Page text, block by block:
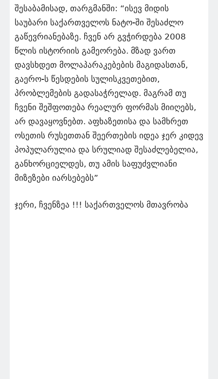
შესაბამისად, თარგმანში: “ისევ მიდის
საუბარი საქართველოს ნატო-ში შესაძლო
გაწევრიანებაზე. ჩვენ არ გვჭირდება 2008
წლის ისტორიის გამეორება. მზად ვართ
დავსხდეთ მოლაპარაკებების მაგიდასთან,
გაერო-ს წესდების სულისკვეთებით,
პრობლემების გადასაჭრელად. მაგრამ თუ
ჩვენი შეშფოთება რეალურ ფორმას მიიღებს,
არ დავაყოვნებთ. აფხაზეთისა და სამხრეთ
ოსეთის რუსეთთან შეერთების იდეა ჯერ კიდევ
პოპულარულია და სრულიად შესაძლებელია,
განხორციელდეს, თუ ამის საფუძვლიანი
მიზეზები იარსებებს”
ჯერი, ჩვენზეა !!! საქართველოს მთავრობა